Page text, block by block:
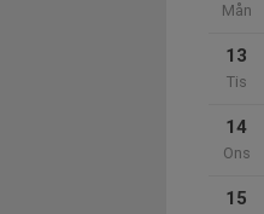
Mån
13
Tis
14
Ons
15